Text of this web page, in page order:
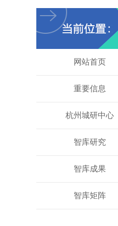
网站首页
重要信息
杭州城研中心
智库研究
智库成果
智库矩阵